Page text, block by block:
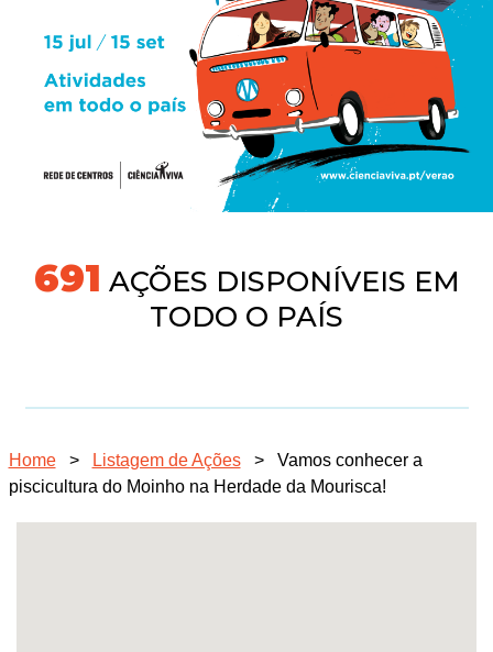
718 AÇÕES DISPONÍVEIS EM
TODO O PAÍS
Home > Listagem de Ações >
Vamos conhecer a
piscicultura do Moinho na Herdade da Mourisca!